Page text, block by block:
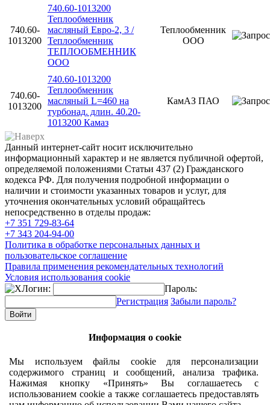
740.60-
1013200
740.60-1013200
Теплообменник
масляный Евро-2, 3 /
Теплообменник
ТЕПЛООБМЕННИК
ООО
Теплообменник
ООО
740.60-
1013200
740.60-1013200
Теплообменник
масляный L=460 на
турбонад. длин. 40.20-
1013200 Камаз
КамАЗ ПАО
Данный интернет-сайт носит исключительно
информационный характер и не является публичной офертой,
определяемой положениями Статьи 437 (2) Гражданского
кодекса РФ. Для получения подробной информации о
наличии и стоимости указанных товаров и услуг, для
уточнения окончательных условий обращайтесь
непосредственно в отделы продаж:
+7 351 729-83-64
+7 343 204-94-00
Политика в обработке персональных данных и
пользовательское соглашение
Правила применения рекомендательных технологий
Условия использования cookie
Логин:
Пароль:
Регистрация Забыли пароль?
Информация о cookie
Мы используем файлы cookie для персонализации
содержимого страниц и сообщений, анализа трафика.
Нажимая кнопку «Принять» Вы соглашаетесь с
использованием cookie а также соглашаетесь предоставлять